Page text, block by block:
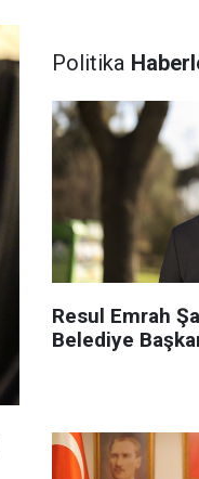
Politika
Resul Emrah
Belediye